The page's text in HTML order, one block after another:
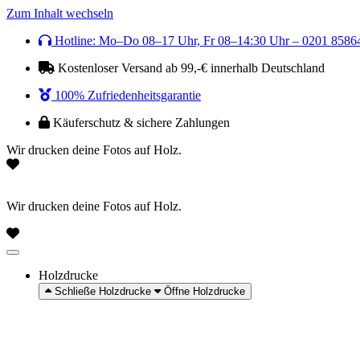
Zum Inhalt wechseln
Hotline: Mo–Do 08–17 Uhr, Fr 08–14:30 Uhr – 0201
Kostenloser Versand ab 99,-€ innerhalb Deutschland
100% Zufriedenheitsgarantie
Käuferschutz & sichere Zahlungen
Wir drucken deine Fotos auf Holz.
Wir drucken deine Fotos auf Holz.
Holzdrucke
Schließe Holzdrucke Öffne Holzdrucke